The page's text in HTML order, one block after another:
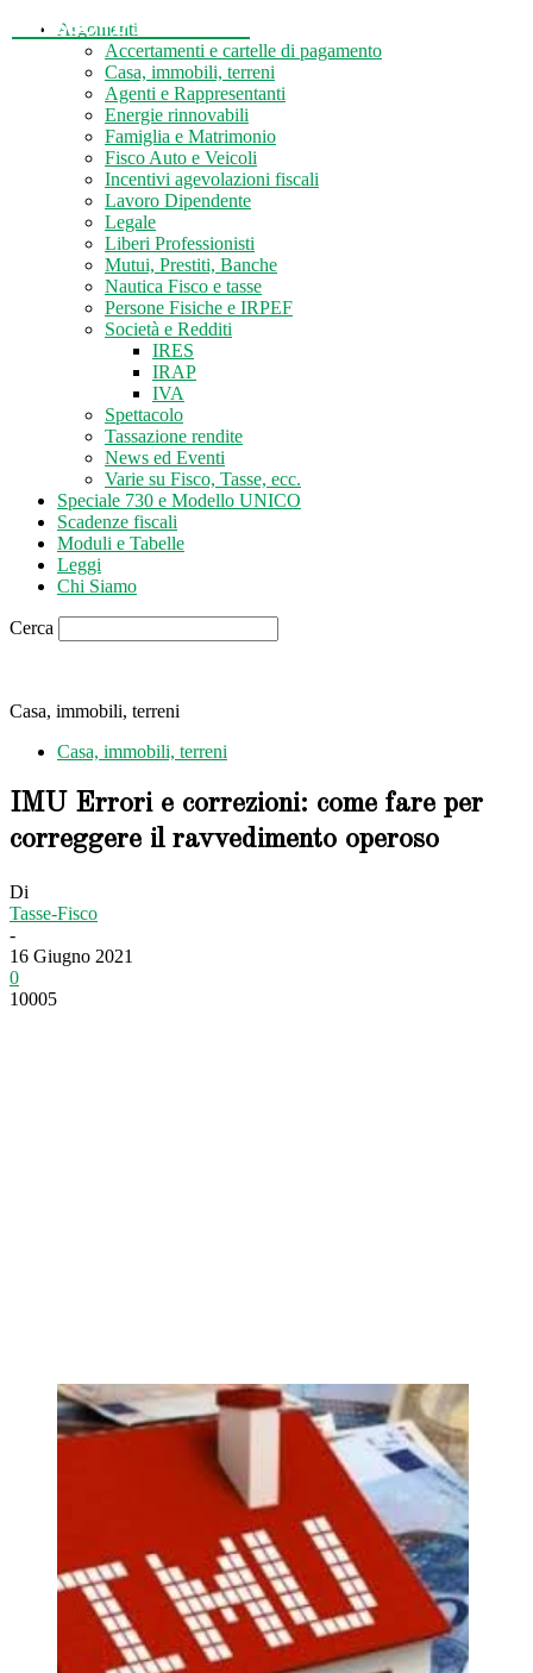
Argomenti
Accertamenti e cartelle di pagamento
Casa, immobili, terreni
Agenti e Rappresentanti
Energie rinnovabili
Famiglia e Matrimonio
Fisco Auto e Veicoli
Incentivi agevolazioni fiscali
Lavoro Dipendente
Legale
Liberi Professionisti
Mutui, Prestiti, Banche
Nautica Fisco e tasse
Persone Fisiche e IRPEF
Società e Redditi
IRES
IRAP
IVA
Spettacolo
Tassazione rendite
News ed Eventi
Varie su Fisco, Tasse, ecc.
Speciale 730 e Modello UNICO
Scadenze fiscali
Moduli e Tabelle
Leggi
Chi Siamo
Cerca
Tasse-Fisco.com
Casa, immobili, terreni
Casa, immobili, terreni
IMU Errori e correzioni: come fare per
correggere il ravvedimento operoso
Di
Tasse-Fisco
-
16 Giugno 2021
0
10005